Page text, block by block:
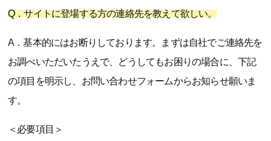
Q．サイトに登場する方の連絡先を教えて欲しい。
A．基本的にはお断りしております。まずは自社でご連絡先を
お調べいただいたうえで、どうしてもお困りの場合に、下記
の項目を明示し、お問い合わせフォームからお知らせ願いま
す。
＜必要項目＞